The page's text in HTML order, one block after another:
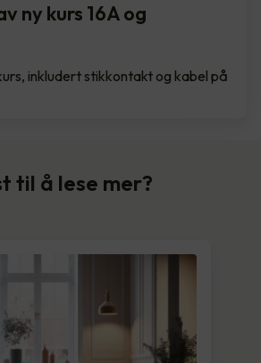
ny kurs 16A og
inkludert stikkontakt og kabel på
til å lese mer?